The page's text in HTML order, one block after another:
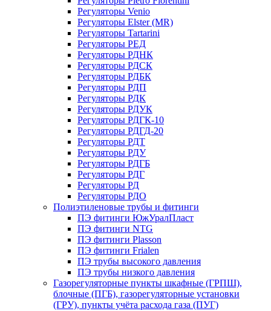
Регуляторы Venio
Регуляторы Elster (MR)
Регуляторы Tartarini
Регуляторы РЕД
Регуляторы РДНК
Регуляторы РДСК
Регуляторы РДБК
Регуляторы РДП
Регуляторы РДК
Регуляторы РДУК
Регуляторы РДГК-10
Регуляторы РДГД-20
Регуляторы РДТ
Регуляторы РДУ
Регуляторы РДГБ
Регуляторы РДГ
Регуляторы РД
Регуляторы РДО
Полиэтиленовые трубы и фитинги
ПЭ фитинги ЮжУралПласт
ПЭ фитинги NTG
ПЭ фитинги Plasson
ПЭ фитинги Frialen
ПЭ трубы высокого давления
ПЭ трубы низкого давления
Газорегуляторные пункты шкафные (ГРПШ),
блочные (ПГБ), газорегуляторные установки
(ГРУ), пункты учёта расхода газа (ПУГ)